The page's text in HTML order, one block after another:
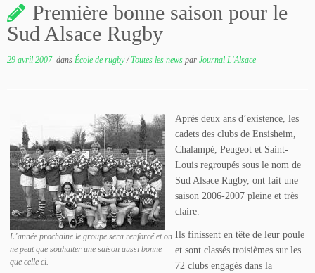
Première bonne saison pour le
Sud Alsace Rugby
29 avril 2007dans École de rugby/Toutes les news par Journal L'Alsace
L’année prochaine le groupe sera renforcé et on
ne peut que souhaiter une saison aussi bonne
que celle ci.
Après deux ans d’existence, les
cadets des clubs de Ensisheim,
Chalampé, Peugeot et Saint-
Louis regroupés sous le nom de
Sud Alsace Rugby, ont fait une
saison 2006-2007 pleine et très
claire.
Ils finissent en tête de leur poule
et sont classés troisièmes sur les
72 clubs engagés dans la